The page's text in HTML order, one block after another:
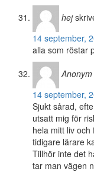
hej
14 september,
alla som röstar
Anonym
14 september,
Sjukt sårad,
utsatt mig för
hela mitt liv
tidigare lärare
Tillhör inte det
tar man vägen